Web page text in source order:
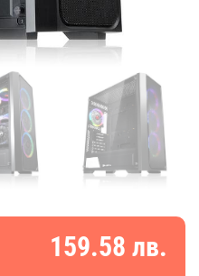
159.58 лв.